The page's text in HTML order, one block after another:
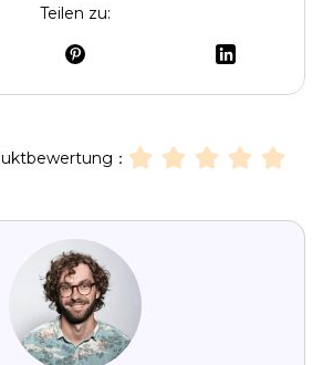
Teilen zu:
：